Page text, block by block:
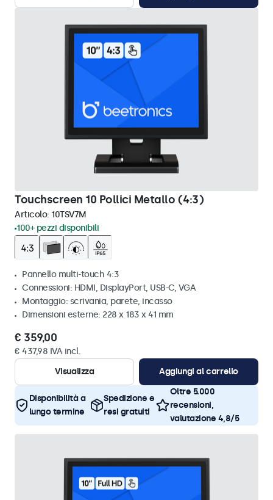
Touchscreen 10 Pollici Metallo (4:3)
Articolo: 10TSV7M
100+ pezzi disponibili
Pannello multi-touch 4:3
Connessioni: HDMI, DisplayPort, USB-C, VGA
Montaggio: scrivania, parete, incasso
Dimensioni esterne: 228 x 183 x 41 mm
€ 359,00
€ 437,98 IVA incl.
Visualizza
Aggiungi al carrello
Disponibilità a
lungo termine
Spedizione e
resi gratuiti
Oltre 5.000
recensioni,
valutazione 4,8/5